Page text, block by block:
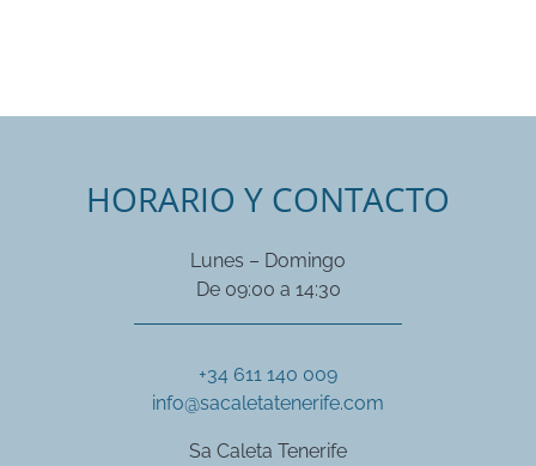
HORARIO Y CONTACTO
Lunes – Domingo
De 09:00 a 14:30
+34 611 140 009
info@sacaletatenerife.com
Sa Caleta Tenerife